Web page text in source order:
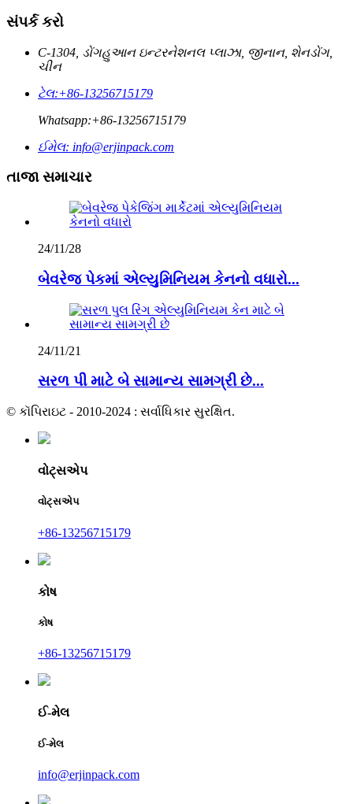
સંપર્ક કરો
C-1304, ડોંગહુઆન ઇન્ટરનેશનલ પ્લાઝા, જીનાન, શેનડોંગ,
ચીન
ટેલ:+86-13256715179
Whatsapp:+86-13256715179
ઈમેલ: info@erjinpack.com
તાજા સમાચાર
24/11/28
બેવરેજ પેકમાં એલ્યુમિનિયમ કેનનો વધારો...
24/11/21
સરળ પી માટે બે સામાન્ય સામગ્રી છે...
© કૉપિરાઇટ - 2010-2024 : સર્વાધિકાર સુરક્ષિત.
વોટ્સએપ
વોટ્સએપ
+86-13256715179
કોષ
કોષ
+86-13256715179
ઈ-મેલ
ઈ-મેલ
info@erjinpack.com